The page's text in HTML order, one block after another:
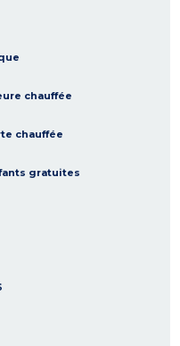
chauffée
chauffée
gratuites